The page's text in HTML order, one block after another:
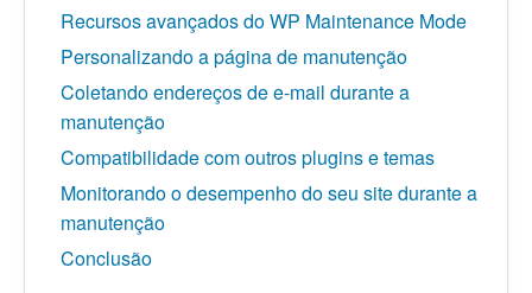
Recursos avançados do WP Maintenance Mode
Personalizando a página de manutenção
Coletando endereços de e-mail durante a
manutenção
Compatibilidade com outros plugins e temas
Monitorando o desempenho do seu site durante a
manutenção
Conclusão